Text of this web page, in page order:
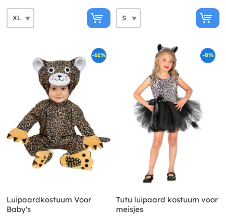
-61%
Luipaardkostuum Voor
Baby's
-8%
Tutu luipaard kostuum voor
meisjes